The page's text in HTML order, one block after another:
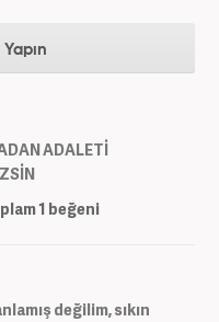
ADALETİ
1 beğeni
değilim, sıkın